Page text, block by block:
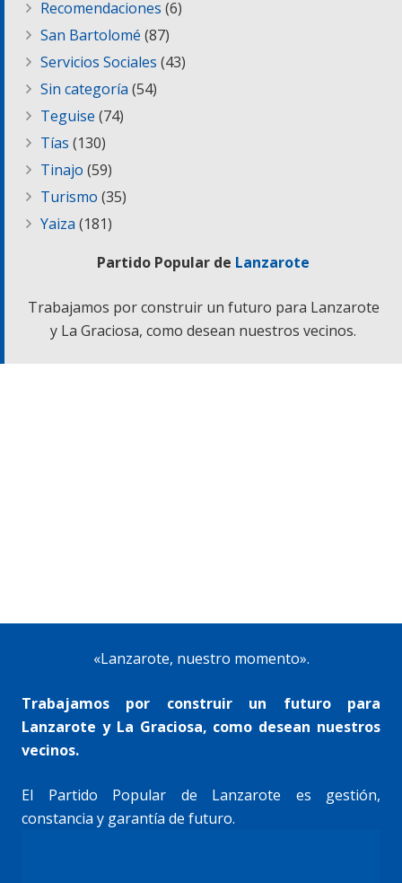
Recomendaciones (6)
San Bartolomé (87)
Servicios Sociales (43)
Sin categoría (54)
Teguise (74)
Tías (130)
Tinajo (59)
Turismo (35)
Yaiza (181)
Partido Popular de Lanzarote
Trabajamos por construir un futuro para Lanzarote
y La Graciosa, como desean nuestros vecinos.
«Lanzarote, nuestro momento».
Trabajamos por construir un futuro para
Lanzarote y La Graciosa, como desean nuestros
vecinos.
El Partido Popular de Lanzarote es gestión,
constancia y garantía de futuro.